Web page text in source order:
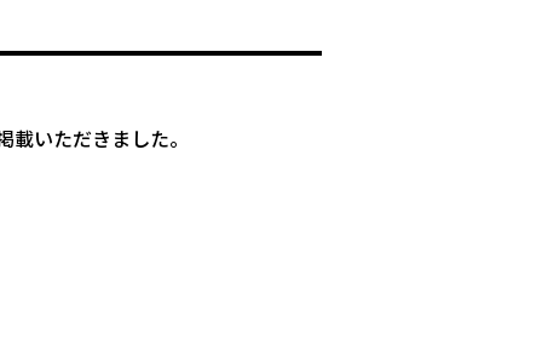
いただきました。